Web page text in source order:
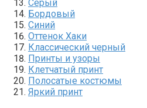
Серый
Бордовый
Синий
Оттенок Хаки
Классический черный
Принты и узоры
Клетчатый принт
Полосатые костюмы
Яркий принт